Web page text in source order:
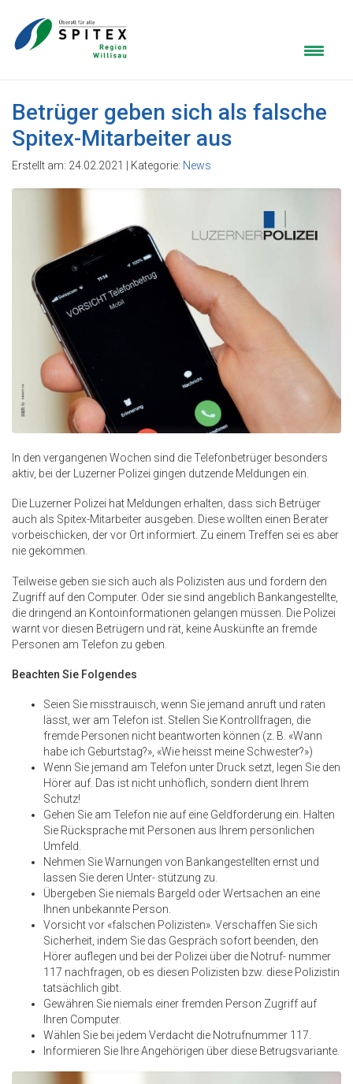
Betrüger geben sich als falsche
Spitex-Mitarbeiter aus
Erstellt am: 24.02.2021 | Kategorie: News
In den vergangenen Wochen sind die Telefonbetrüger besonders
aktiv, bei der Luzerner Polizei gingen dutzende Meldungen ein.
Die Luzerner Polizei hat Meldungen erhalten, dass sich Betrüger
auch als Spitex-Mitarbeiter ausgeben. Diese wollten einen Berater
vorbeischicken, der vor Ort informiert. Zu einem Treffen sei es aber
nie gekommen.
Teilweise geben sie sich auch als Polizisten aus und fordern den
Zugriff auf den Computer. Oder sie sind angeblich Bankangestellte,
die dringend an Kontoinformationen gelangen müssen. Die Polizei
warnt vor diesen Betrügern und rät, keine Auskünfte an fremde
Personen am Telefon zu geben.
Beachten Sie Folgendes
Seien Sie misstrauisch, wenn Sie jemand anruft und raten
lässt, wer am Telefon ist. Stellen Sie Kontrollfragen, die
fremde Personen nicht beantworten können (z. B. «Wann
habe ich Geburtstag?», «Wie heisst meine Schwester?»)
Wenn Sie jemand am Telefon unter Druck setzt, legen Sie den
Hörer auf. Das ist nicht unhöflich, sondern dient Ihrem
Schutz!
Gehen Sie am Telefon nie auf eine Geldforderung ein. Halten
Sie Rücksprache mit Personen aus Ihrem persönlichen
Umfeld.
Nehmen Sie Warnungen von Bankangestellten ernst und
lassen Sie deren Unter- stützung zu.
Übergeben Sie niemals Bargeld oder Wertsachen an eine
Ihnen unbekannte Person.
Vorsicht vor «falschen Polizisten». Verschaffen Sie sich
Sicherheit, indem Sie das Gespräch sofort beenden, den
Hörer auflegen und bei der Polizei über die Notruf- nummer
117 nachfragen, ob es diesen Polizisten bzw. diese Polizistin
tatsächlich gibt.
Gewähren Sie niemals einer fremden Person Zugriff auf
Ihren Computer.
Wählen Sie bei jedem Verdacht die Notrufnummer 117.
Informieren Sie Ihre Angehörigen über diese Betrugsvariante.